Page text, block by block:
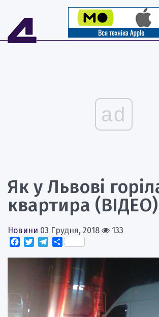
ad
Як у Львові
квартира (ВІДЕО)
Новини 03 Грудня, 2018
133
Facebook
TwitterTelegram
Поділитися